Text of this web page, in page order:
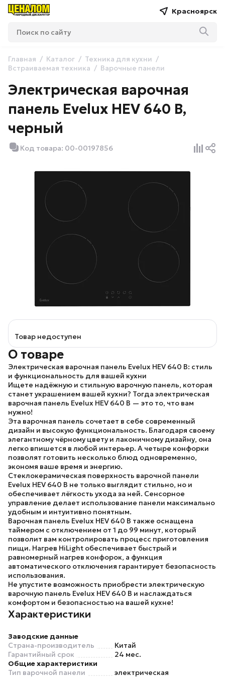
Красноярск
Главная Каталог
Техника для кухни
Встраиваемая техника
Варочные панели
Электрическая варочная
панель Evelux HEV 640 B,
черный
Код товара: 00-00197856
Товар недоступен
О товаре
Электрическая варочная панель Evelux HEV 640 B: стиль
и функциональность для вашей кухни
Ищете надёжную и стильную варочную панель, которая
станет украшением вашей кухни? Тогда электрическая
варочная панель Evelux HEV 640 B — это то, что вам
нужно!
Эта варочная панель сочетает в себе современный
дизайн и высокую функциональность. Благодаря своему
элегантному чёрному цвету и лаконичному дизайну, она
легко впишется в любой интерьер. А четыре конфорки
позволят готовить несколько блюд одновременно,
экономя ваше время и энергию.
Стеклокерамическая поверхность варочной панели
Evelux HEV 640 B не только выглядит стильно, но и
обеспечивает лёгкость ухода за ней. Сенсорное
управление делает использование панели максимально
удобным и интуитивно понятным.
Варочная панель Evelux HEV 640 B также оснащена
таймером с отключением от 1 до 99 минут, который
позволит вам контролировать процесс приготовления
пищи. Нагрев HiLight обеспечивает быстрый и
равномерный нагрев конфорок, а функция
автоматического отключения гарантирует безопасность
использования.
Не упустите возможность приобрести электрическую
варочную панель Evelux HEV 640 B и наслаждаться
комфортом и безопасностью на вашей кухне!
Характеристики
Заводские данные
Страна-производитель
Китай
Гарантийный срок
24 мес.
Общие характеристики
Тип варочной панели
электрическая